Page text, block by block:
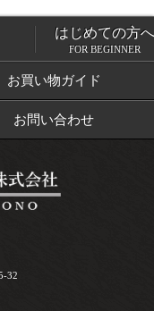
商品一覧
お買い物ガイド
お問い合わせ
はじめての方へ
FOR BEGINNER
32